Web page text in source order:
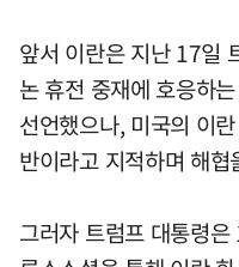
앞서 이란은 지난 17일
논 휴전 중재에 호응하
선언했으나, 미국의 이
반이라고 지적하며 해
그러자 트럼프 대통령